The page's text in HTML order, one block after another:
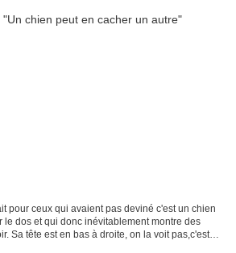
pour ceux qui avaient pas deviné c'est un chien
le dos et qui donc inévitablement montre des
Sa tête est en bas à droite, on la voit pas,c'est